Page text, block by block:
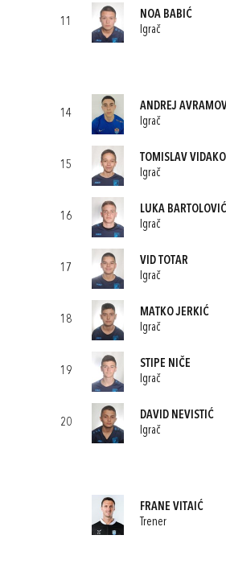
11
NOA BABIĆ
Igrač
14
ANDREJ
Igrač
15
TOMISLAV
Igrač
16
LUKA BARTOLOVIĆ
Igrač
17
VID TOTAR
Igrač
18
MATKO JERKIĆ
Igrač
19
STIPE NIČE
Igrač
20
DAVID NEVISTIĆ
Igrač
FRANE VITAIĆ
Trener